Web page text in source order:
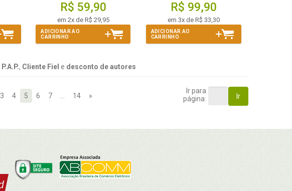
R$ 59,90
em 2x de R$ 29,95
ADICIONAR AO
CARRINHO
R$ 99,90
em 3x de R$ 33,30
ADICIONAR AO
CARRINHO
P.A.P., Cliente Fiel e desconto de autores
3 4 5 6 7 14 »
Ir para
página:
Ir